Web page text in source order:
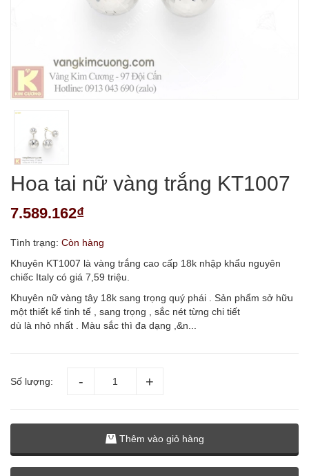
Hoa tai nữ vàng trắng KT1007
7.589.162₫
Tình trạng: Còn hàng
Khuyên KT1007 là vàng trắng cao cấp 18k nhập khẩu nguyên
chiếc Italy có giá 7,59 triệu.
Khuyên nữ vàng tây 18k sang trọng quý phái . Sản phẩm sở hữu
một thiết kế tinh tế , sang trọng , sắc nét từng chi tiết
dù là nhỏ nhất . Màu sắc thì đa dạng ,&n...
Số lượng:
Thêm vào giỏ hàng